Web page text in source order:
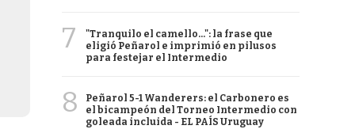
7
"Tranquilo el camello...": la frase que
eligió Peñarol e imprimió en pilusos
para festejar el Intermedio
8
Peñarol 5-1 Wanderers: el Carbonero es
el bicampeón del Torneo Intermedio con
goleada incluida - EL PAÍS Uruguay